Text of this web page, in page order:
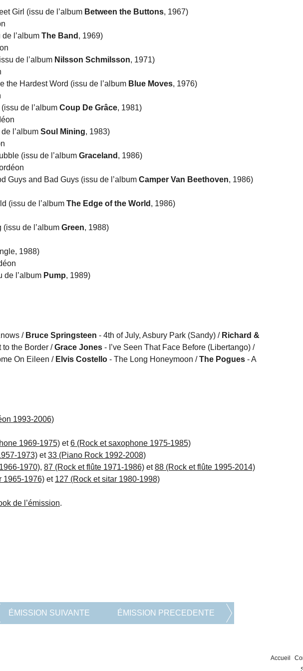
Girl (issu de l’album Between the Buttons, 1967)
l’album The Band , 1969)
de l’album Nilsson Schmilsson, 1971)
the Hardest Word (issu de l’album Blue Moves, 1976)
de l’album Coup De Grâce, 1981)
l’album Soul Mining, 1983)
(issu de l’album Graceland , 1986)
Guys and Bad Guys (issu de l’album Camper Van Beethoven, 1986)
(issu de l’album The Edge of the World , 1986)
(issu de l’album Green, 1988)
1988)
de l’album Pump, 1989)
/ Bruce Springsteen - 4th of July, Asbury Park (Sandy) / Richard &
to the Border /Grace Jones - I’ve Seen That Face Before (Libertango) /
On Eileen / Elvis Costello - The Long Honeymoon /The Pogues - A
1993-2006)
1969-1975) et6 (Rock et saxophone 1975-1985)
1973) et33 (Piano Rock 1992-2008)
1970), 87 (Rock et flûte 1971-1986) et88 (Rock et flûte 1995-2014)
1965-1976) et 127 (Rock et sitar 1980-1998)
de l’émission.
ÉMISSION SUIVANTE ÉMISSION PRECEDENTE
Accueil